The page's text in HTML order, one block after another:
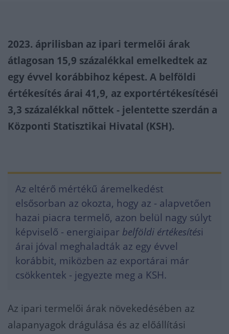
2023. áprilisban az ipari termelői árak
átlagosan 15,9 százalékkal emelkedtek az
egy évvel korábbihoz képest. A belföldi
értékesítés árai 41,9, az exportértékesítéséi
3,3 százalékkal nőttek - jelentette szerdán a
Központi Statisztikai Hivatal (KSH).
Az eltérő mértékű áremelkedést
elsősorban az okozta, hogy az - alapvetően
hazai piacra termelő, azon belül nagy súlyt
képviselő - energiaipar belföldi értékesítési
árai jóval meghaladták az egy évvel
korábbit, miközben az exportárai már
csökkentek - jegyezte meg a KSH.
Az ipari termelői árak növekedésében az
alapanyagok drágulása és az előállítási